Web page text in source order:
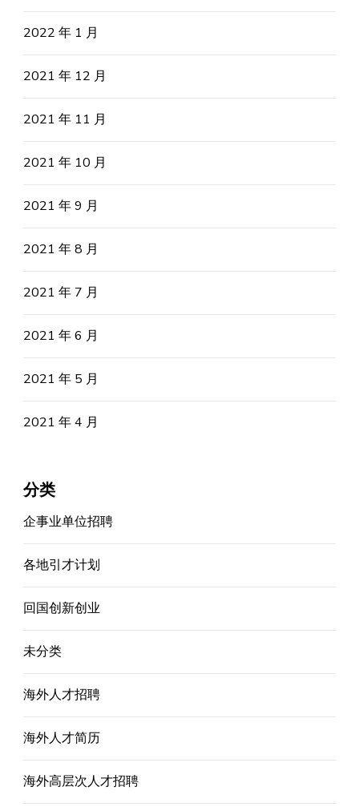
2022 年 1 月
2021 年 12 月
2021 年 11 月
2021 年 10 月
2021 年 9 月
2021 年 8 月
2021 年 7 月
2021 年 6 月
2021 年 5 月
2021 年 4 月
分类
企事业单位招聘
各地引才计划
回国创新创业
未分类
海外人才招聘
海外人才简历
海外高层次人才招聘